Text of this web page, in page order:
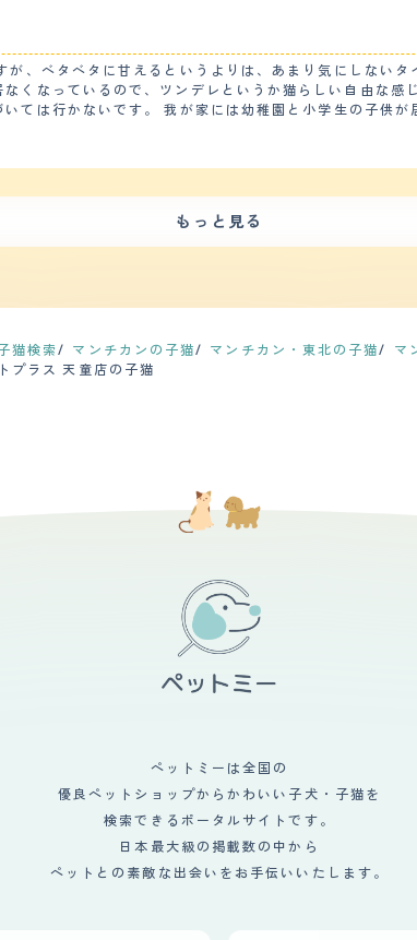
、毛繕いは換毛期を除き、1週間に1回程度のお手入れ
れに手間をかける必要は無いと思います。その他、爪の
てか、鳴き声は小さくてかわいいです。他の猫に比べ
。 【総評】 毛の色が白い猫は長生きするといううわさ話を猫の飼育書で
た。ペットショップで見つけて、すぐに家族に相談して
猫の育て方の本を読んだり、Youtubeを見たりして、家
が、ベタベタに甘えるというよりは、あまり気にしない
くなっているので、ツンデレというか猫らしい自由な感
ては行かないです。 我が家には幼稚園と小学生の子供
などもそれほどありませんが、家を留守にして帰ってく
と思います。 ただ、イタズラしたりテーブルに上るの
ルらしく、獣医さんから、エサの量や体重管理はしっか
短い手足が可愛いくて、見た瞬間ひと目惚れしました。 我が家は犬しか飼
ブリーダーさんや獣医さんに相談したりで大変でしたが
なり、誤飲したら危ないからと、散らかしていたおもち
もっと見る
猫検索 マンチカンの子猫 マンチカン・東北の子猫
マ
プラス 天童店の子猫
ペットミーは全国の
優良ペットショップからかわいい子犬・子猫を
検索できるポータルサイトです。
日本最大級の掲載数の中から
ペットとの素敵な出会いをお手伝いいたします。